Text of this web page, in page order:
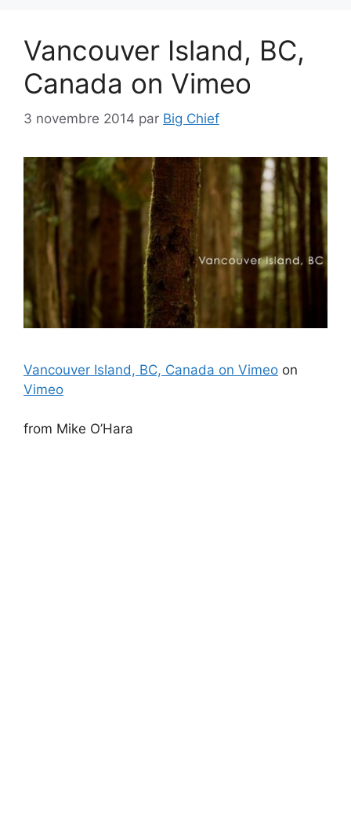
Vancouver Island, BC,
Canada on Vimeo
3 novembre 2014 par Big Chief
Vancouver Island, BC, Canada on Vimeo on
Vimeo
from Mike O’Hara